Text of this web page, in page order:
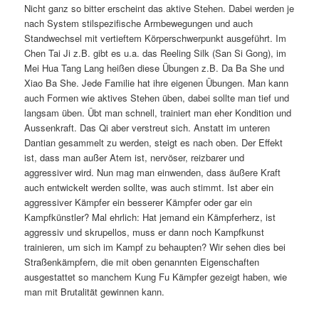
Nicht ganz so bitter erscheint das aktive Stehen. Dabei werden je
nach System stilspezifische Armbewegungen und auch
Standwechsel mit vertieftem Körperschwerpunkt ausgeführt. Im
Chen Tai Ji z.B. gibt es u.a. das Reeling Silk (San Si Gong), im
Mei Hua Tang Lang heißen diese Übungen z.B. Da Ba She und
Xiao Ba She. Jede Familie hat ihre eigenen Übungen. Man kann
auch Formen wie aktives Stehen üben, dabei sollte man tief und
langsam üben. Übt man schnell, trainiert man eher Kondition und
Aussenkraft. Das Qi aber verstreut sich. Anstatt im unteren
Dantian gesammelt zu werden, steigt es nach oben. Der Effekt
ist, dass man außer Atem ist, nervöser, reizbarer und
aggressiver wird. Nun mag man einwenden, dass äußere Kraft
auch entwickelt werden sollte, was auch stimmt. Ist aber ein
aggressiver Kämpfer ein besserer Kämpfer oder gar ein
Kampfkünstler? Mal ehrlich: Hat jemand ein Kämpferherz, ist
aggressiv und skrupellos, muss er dann noch Kampfkunst
trainieren, um sich im Kampf zu behaupten? Wir sehen dies bei
Straßenkämpfern, die mit oben genannten Eigenschaften
ausgestattet so manchem Kung Fu Kämpfer gezeigt haben, wie
man mit Brutalität gewinnen kann.